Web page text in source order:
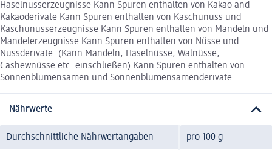
Haselnusserzeugnisse Kann Spuren enthalten von Kakao and
Kakaoderivate Kann Spuren enthalten von Kaschunuss und
Kaschunusserzeugnisse Kann Spuren enthalten von Mandeln und
Mandelerzeugnisse Kann Spuren enthalten von Nüsse und
Nussderivate. (Kann Mandeln, Haselnüsse, Walnüsse,
Cashewnüsse etc. einschließen) Kann Spuren enthalten von
Sonnenblumensamen und Sonnenblumensamenderivate
Nährwerte
Durchschnittliche Nährwertangaben pro 100 g